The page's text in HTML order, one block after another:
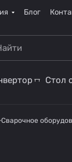
Блог
Стол
Сварочное